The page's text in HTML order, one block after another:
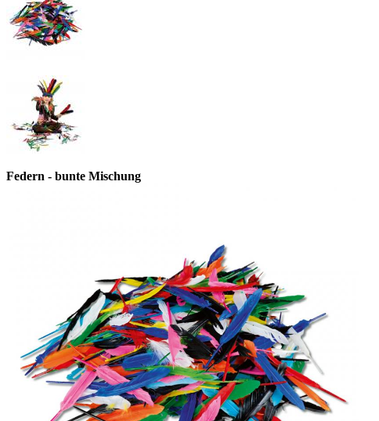
Federn - bunte Mischung